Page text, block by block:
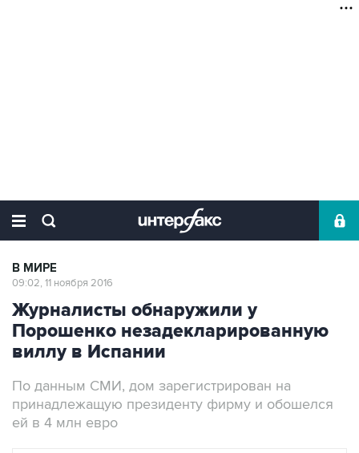
В МИРЕ
09:02, 11 ноября 2016
Журналисты обнаружили у
Порошенко незадекларированную
виллу в Испании
По данным СМИ, дом зарегистрирован на
принадлежащую президенту фирму и обошелся
ей в 4 млн евро